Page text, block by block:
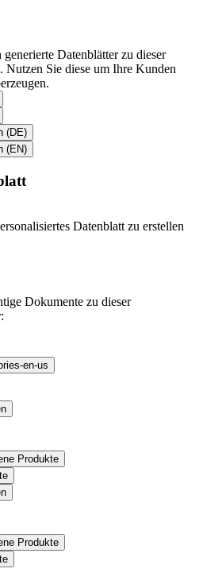
Datenblätter zu dieser
Sie diese um Ihre Kunden
(DE)
(EN)
Datenblatt zu erstellen
Dokumente zu dieser
en-us
Produkte
Produkte